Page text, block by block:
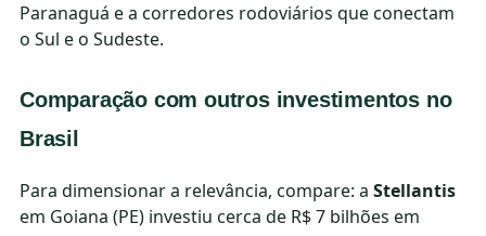
Paranaguá e a corredores rodoviários que conectam
o Sul e o Sudeste.
Comparação com outros investimentos no
Brasil
Para dimensionar a relevância, compare: a Stellantis
em Goiana (PE) investiu cerca de R$ 7 bilhões em